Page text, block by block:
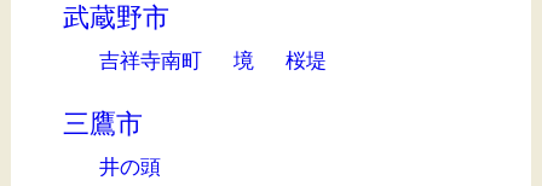
武蔵野市
吉祥寺南町 境 桜堤
三鷹市
井の頭